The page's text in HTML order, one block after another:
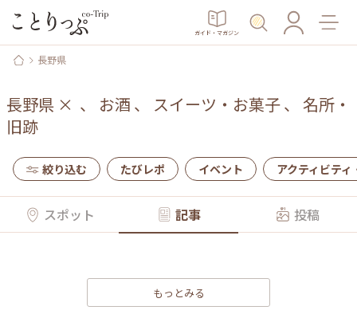
ガイド・マガジン
長野県
長野県 × 、 お酒 、 スイーツ・お菓子、 名所・
旧跡
絞り込む たびレポ イベント アクティビティ
スポット 記事 投稿
もっとみる